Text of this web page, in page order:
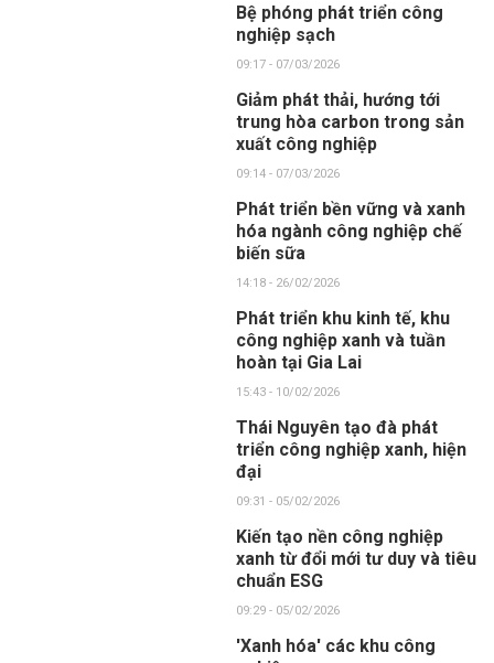
Bệ phóng phát triển công
nghiệp sạch
09:17 - 07/03/2026
Giảm phát thải, hướng tới
trung hòa carbon trong sản
xuất công nghiệp
09:14 - 07/03/2026
Phát triển bền vững và xanh
hóa ngành công nghiệp chế
biến sữa
14:18 - 26/02/2026
Phát triển khu kinh tế, khu
công nghiệp xanh và tuần
hoàn tại Gia Lai
15:43 - 10/02/2026
Thái Nguyên tạo đà phát
triển công nghiệp xanh, hiện
đại
09:31 - 05/02/2026
Kiến tạo nền công nghiệp
xanh từ đổi mới tư duy và tiêu
chuẩn ESG
09:29 - 05/02/2026
'Xanh hóa' các khu công